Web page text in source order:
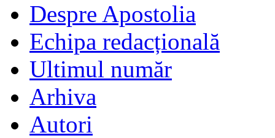
Despre Apostolia
Echipa redacțională
Ultimul număr
Arhiva
Autori